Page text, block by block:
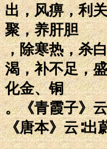
出，风痹，利
聚，养肝胆
，除寒热，杀
渴，补不足，
化金、铜
。《青霞子》
《唐本》云∶出